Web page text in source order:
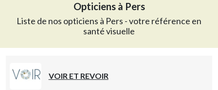
Opticiens à Pers
Liste de nos opticiens à Pers - votre référence en
santé visuelle
VOIR ET REVOIR